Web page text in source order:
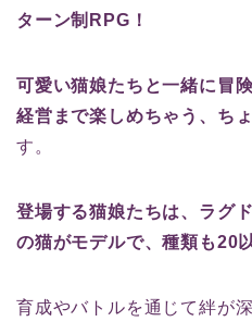
ターン制RPG！
可愛い猫娘たちと一緒に冒
経営まで楽しめちゃう、ち
す。
登場する猫娘たちは、ラグ
の猫がモデルで、種類も20
育成やバトルを通じて絆が